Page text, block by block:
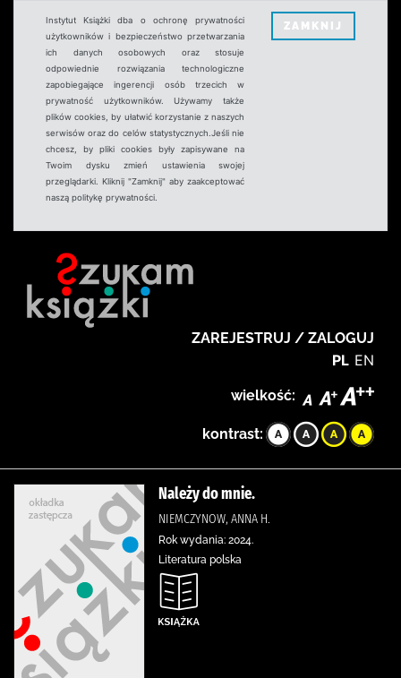
Instytut Książki dba o ochronę prywatności
użytkowników i bezpieczeństwo przetwarzania
ich danych osobowych oraz stosuje
odpowiednie rozwiązania technologiczne
zapobiegające ingerencji osób trzecich w
prywatność użytkowników. Używamy także
plików cookies, by ułatwić korzystanie z naszych
serwisów oraz do celów statystycznych.Jeśli nie
chcesz, by pliki cookies były zapisywane na
Twoim dysku zmień ustawienia swojej
przeglądarki. Kliknij "Zamknij" aby zaakceptować
naszą politykę prywatności.
ZAMKNIJ
ZAREJESTRUJ / ZALOGUJ
PL EN
wielkość:
kontrast:
Należy do mnie.
NIEMCZYNOW, ANNA H.
Rok wydania: 2024.
Literatura polska